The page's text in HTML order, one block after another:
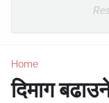
Home
दिमाग